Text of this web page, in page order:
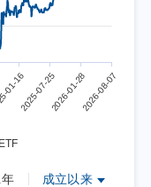
成立以来